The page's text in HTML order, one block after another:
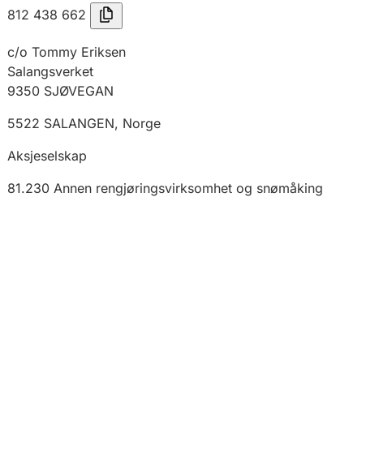
812 438 662
c/o Tommy Eriksen
Salangsverket
9350 SJØVEGAN
5522 SALANGEN, Norge
Aksjeselskap
81.230 Annen rengjøringsvirksomhet og snømåking